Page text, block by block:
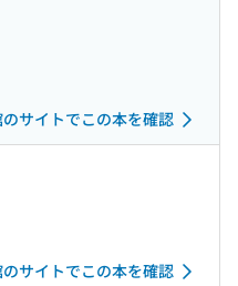
サイトでこの本を確認
サイトでこの本を確認